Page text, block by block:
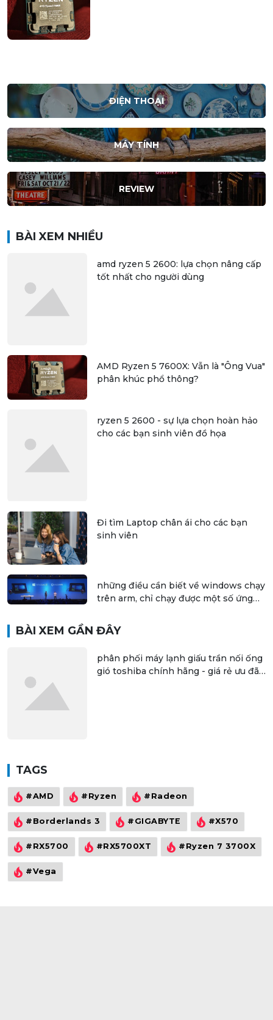
ĐIỆN THOẠI
MÁY TÍNH
REVIEW
BÀI XEM NHIỀU
amd ryzen 5 2600: lựa chọn nâng cấp
tốt nhất cho người dùng
AMD Ryzen 5 7600X: Vẫn là "Ông Vua"
phân khúc phổ thông?
ryzen 5 2600 - sự lựa chọn hoàn hảo
cho các bạn sinh viên đồ họa
Đi tìm Laptop chân ái cho các bạn
sinh viên
những điều cần biết về windows chạy
trên arm, chỉ chạy được một số ứng
BÀI XEM GẦN ĐÂY
phân phối máy lạnh giấu trần nối ống
gió toshiba chính hãng - giá rẻ ưu đãi
TAGS
#AMD #Ryzen #Radeon
#Borderlands 3 #GIGABYTE #X570
#RX5700 #RX5700XT #Ryzen 7 3700X
#Vega